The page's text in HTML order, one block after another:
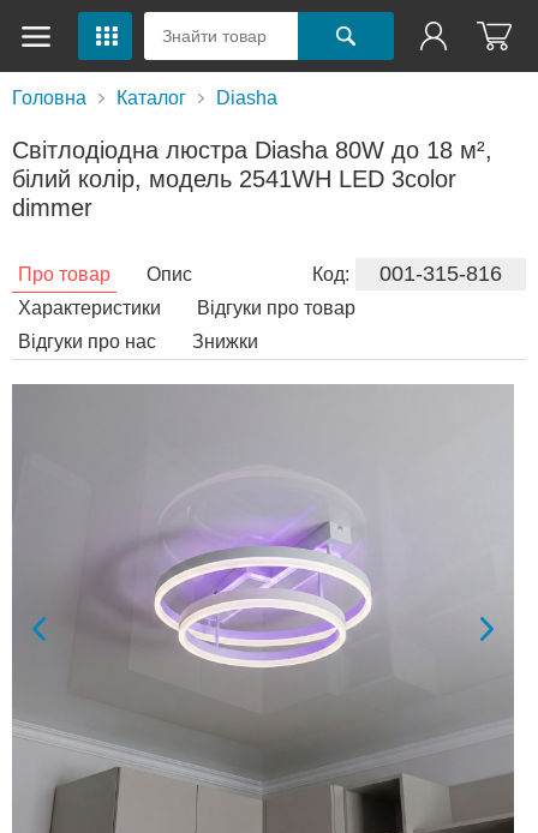
Головна Каталог Diasha
Світлодіодна люстра Diasha 80W до 18 м²,
білий колір, модель 2541WH LED 3color
dimmer
Код: 001-315-816
Про товар
Опис
Характеристики
Відгуки про товар
Відгуки про нас
Знижки